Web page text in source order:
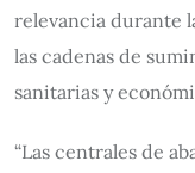
relevancia durante
las cadenas de
sanitarias y
“Las centrales de